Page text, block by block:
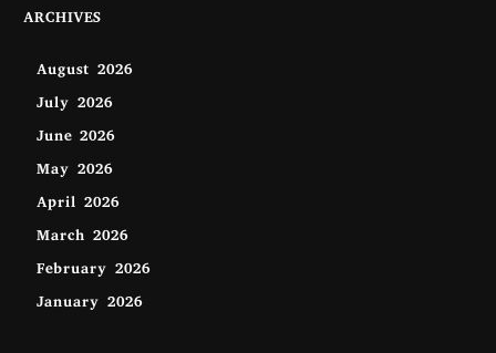
ARCHIVES
August 2026
July 2026
June 2026
May 2026
April 2026
March 2026
February 2026
January 2026